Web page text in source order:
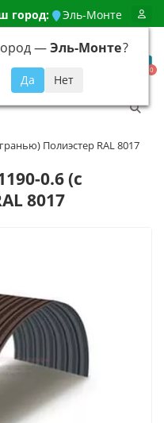
город: Эль-Монте
—Эль-Монте?
94
0
Полиэстер RAL 8017
0.6 (с
8017